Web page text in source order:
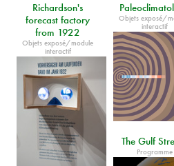
Richardson's
forecast factory
from 1922
Objets exposé/module
interactif
Objets exposé/
interactif
The Gulf
Programme